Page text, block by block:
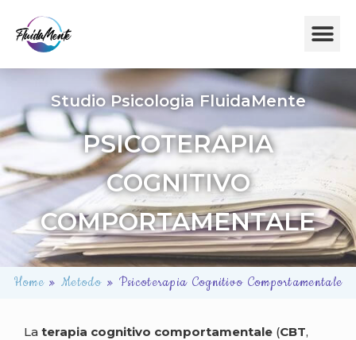
Studio Psicologia FluidaMente
PSICOTERAPIA
COGNITIVO
COMPORTAMENTALE
Home » Metodo » Psicoterapia Cognitivo Comportamentale
La terapia cognitivo comportamentale (CBT,